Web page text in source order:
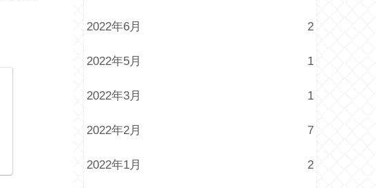
2022年6月 2
2022年5月 1
2022年3月 1
2022年2月 7
2022年1月 2